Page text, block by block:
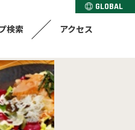
GLOBAL
検索 アクセス